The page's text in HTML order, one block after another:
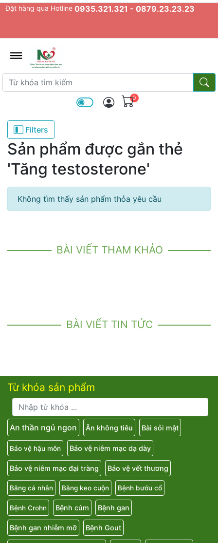
Đặt hàng qua Hotline 0935.321.321 - 0879.23.23.23
Từ khóa tìm kiếm
Từ
0
Filters
Sản phẩm được gắn thẻ
'Tăng testosterone'
Không tìm thấy sản phẩm thỏa yêu cầu
BÀI VIẾT THAM KHẢO
BÀI VIẾT TIN TỨC
Từ khóa sản phẩm
An thần ngủ ngon Ăn không tiêu Bài sỏi mật
Bảo vệ hậu môn Bảo vệ niêm mạc dạ dày
Bảo vệ niêm mạc đại tràng Bảo vệ vết thương
Băng cá nhân Băng keo cuộn Bệnh bướu cổ
Bệnh Crohn Bệnh cúm Bệnh gan
Bệnh gan nhiễm mỡ Bệnh Gout